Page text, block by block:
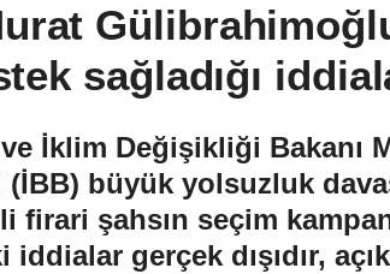
sağladığı
İklim Değişikliği Bakanı
büyük yolsuzluk
şahsın seçim
gerçek dışıdır,